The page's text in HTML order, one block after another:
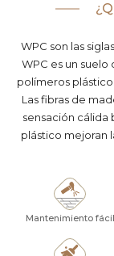
WPC son las
WPC es un
polímeros
Las fibras de
sensación cálida
plástico mejoran
Mantenimiento fácil